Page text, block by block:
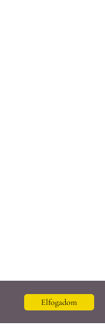
Elfogadom